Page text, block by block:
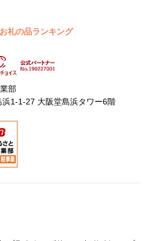
礼の品ランキング
部
1-1-27 大阪堂島浜タワー6階